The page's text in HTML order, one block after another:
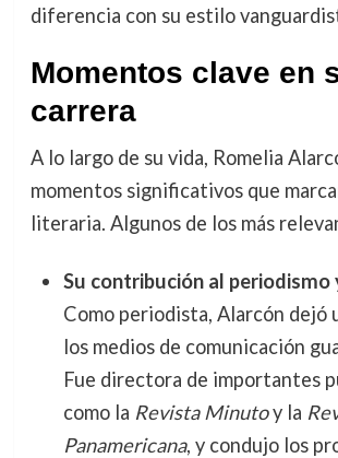
diferencia con su estilo
Momentos clave en
carrera
A lo largo de su vida, Romelia
momentos significativos que
literaria. Algunos de los más
Su contribución al periodismo
Como periodista, Alarcón dejó
los medios de comunicación
Fue directora de importantes
como la Revista Minutoy la
Panamericana, y condujo los